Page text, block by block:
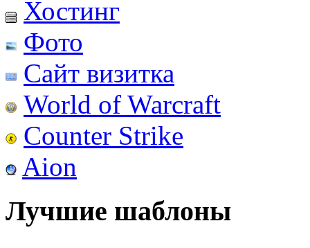
Хостинг
Фото
Сайт визитка
World of Warcraft
Counter Strike
Aion
Лучшие шаблоны